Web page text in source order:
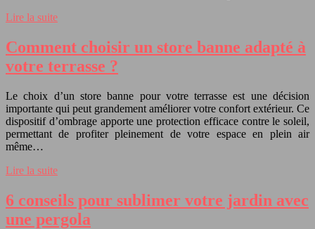
Lire la suite
Comment choisir un store banne adapté à
votre terrasse ?
Le choix d’un store banne pour votre terrasse est une décision
importante qui peut grandement améliorer votre confort extérieur. Ce
dispositif d’ombrage apporte une protection efficace contre le soleil,
permettant de profiter pleinement de votre espace en plein air
même…
Lire la suite
6 conseils pour sublimer votre jardin avec
une pergola